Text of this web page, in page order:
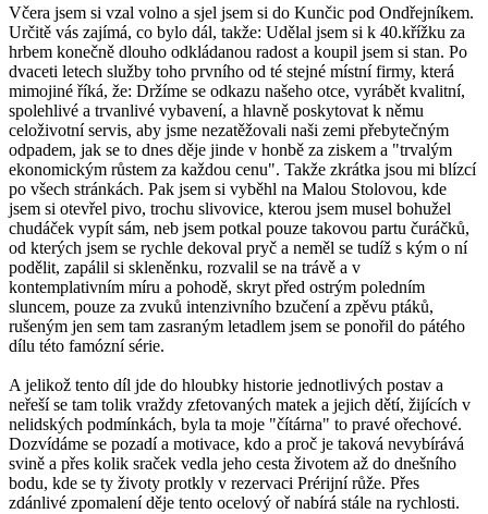
Včera jsem si vzal volno a sjel jsem si do Kunčic pod Ondřejníkem.
Určitě vás zajímá, co bylo dál, takže: Udělal jsem si k 40.křížku za
hrbem konečně dlouho odkládanou radost a koupil jsem si stan. Po
dvaceti letech služby toho prvního od té stejné místní firmy, která
mimojiné říká, že: Držíme se odkazu našeho otce, vyrábět kvalitní,
spolehlivé a trvanlivé vybavení, a hlavně poskytovat k němu
celoživotní servis, aby jsme nezatěžovali naši zemi přebytečným
odpadem, jak se to dnes děje jinde v honbě za ziskem a "trvalým
ekonomickým růstem za každou cenu". Takže zkrátka jsou mi blízcí
po všech stránkách. Pak jsem si vyběhl na Malou Stolovou, kde
jsem si otevřel pivo, trochu slivovice, kterou jsem musel bohužel
chudáček vypít sám, neb jsem potkal pouze takovou partu čuráčků,
od kterých jsem se rychle dekoval pryč a neměl se tudíž s kým o ní
podělit, zapálil si skleněnku, rozvalil se na trávě a v
kontemplativním míru a pohodě, skryt před ostrým poledním
sluncem, pouze za zvuků intenzivního bzučení a zpěvu ptáků,
rušeným jen sem tam zasraným letadlem jsem se ponořil do pátého
dílu této famózní série.
A jelikož tento díl jde do hloubky historie jednotlivých postav a
neřeší se tam tolik vraždy zfetovaných matek a jejich dětí, žijících v
nelidských podmínkách, byla ta moje "čítárna" to pravé ořechové.
Dozvídáme se pozadí a motivace, kdo a proč je taková nevybírává
svině a přes kolik sraček vedla jeho cesta životem až do dnešního
bodu, kde se ty životy protkly v rezervaci Prérijní růže. Přes
zdánlivé zpomalení děje tento ocelový oř nabírá stále na rychlosti.